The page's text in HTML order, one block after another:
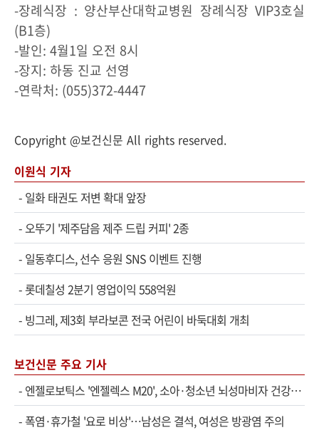
-장례식장 : 양산부산대학교병원 장례식장 VIP3호실
(B1층)
-발인: 4월1일 오전 8시
-장지: 하동 진교 선영
-연락처: (055)372-4447
Copyright @보건신문 All rights reserved.
이원식 기자
- 일화 태권도 저변 확대 앞장
-오뚜기 '제주담음 제주 드립 커피' 2종
- 일동후디스, 선수 응원 SNS 이벤트 진행
-롯데칠성 2분기 영업이익 558억원
- 빙그레, 제3회 부라보콘 전국 어린이 바둑대회 개최
보건신문 주요 기사
- 엔젤로보틱스 '엔젤렉스 M20', 소아·청소년 뇌성마비자 건강보험 확대 적용
- 폭염·휴가철 '요로 비상'…남성은 결석, 여성은 방광염 주의